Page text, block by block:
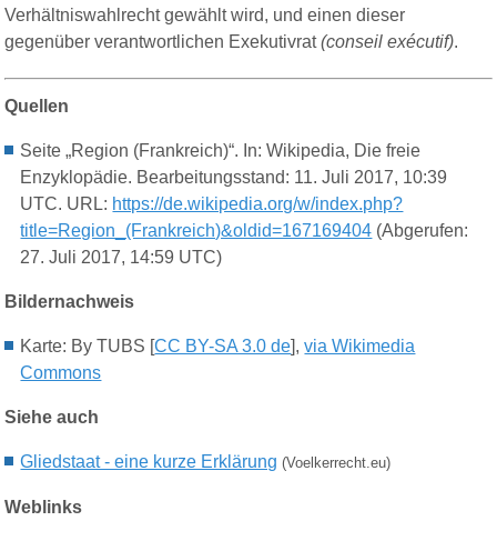
Verhältniswahlrecht gewählt wird, und einen dieser
gegenüber verantwortlichen Exekutivrat(conseil exécutif).
Quellen
Seite „Region (Frankreich)“. In: Wikipedia, Die freie
Enzyklopädie. Bearbeitungsstand: 11. Juli 2017, 10:39
UTC. URL: https://de.wikipedia.org/w/index.php?
title=Region_(Frankreich)&oldid=167169404 (Abgerufen:
27. Juli 2017, 14:59 UTC)
Bildernachweis
Karte: By TUBS [CC BY-SA 3.0 de],via Wikimedia
Commons
Siehe auch
Gliedstaat - eine kurze Erklärung (Voelkerrecht.eu)
Weblinks